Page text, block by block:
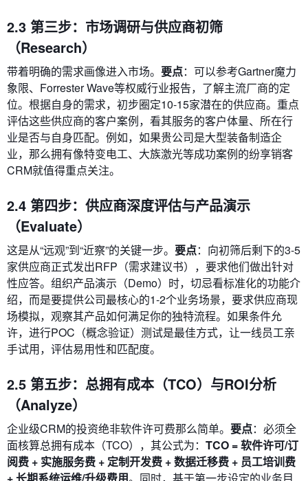
2.3 第三步：市场调研与供应商初筛
（Research）
带着明确的需求画像进入市场。 要点：可以参考Gartner魔力
象限、Forrester Wave等权威行业报告，了解主流厂商的定
位。根据自身的需求，初步圈定10-15家潜在的供应商。重点
评估这些供应商的客户案例，看其服务的客户体量、所在行
业是否与自身匹配。例如，如果贵公司是大型装备制造企
业，那么拥有像特变电工、大族激光等成功案例的纷享销客
CRM就值得重点关注。
2.4 第四步：供应商深度评估与产品演示
（Evaluate）
这是从“远观”到“近察”的关键一步。 要点：向初筛后剩下的3-5
家供应商正式发出RFP（需求建议书），要求他们做出针对
性应答。组织产品演示（Demo）时，切忌看标准化的功能介
绍，而是要提供公司最核心的1-2个业务场景，要求供应商现
场模拟，观察其产品如何满足你的独特流程。如果条件允
许，进行POC（概念验证）测试是最佳方式，让一线员工亲
手试用，评估易用性和匹配度。
2.5 第五步：总拥有成本（TCO）与ROI分析
（Analyze）
企业级CRM的投资绝非软件许可费那么简单。 要点：必须全
面核算总拥有成本（TCO），其公式为： TCO = 软件许可/订
阅费 + 实施服务费 + 定制开发费 + 数据迁移费 + 员工培训费